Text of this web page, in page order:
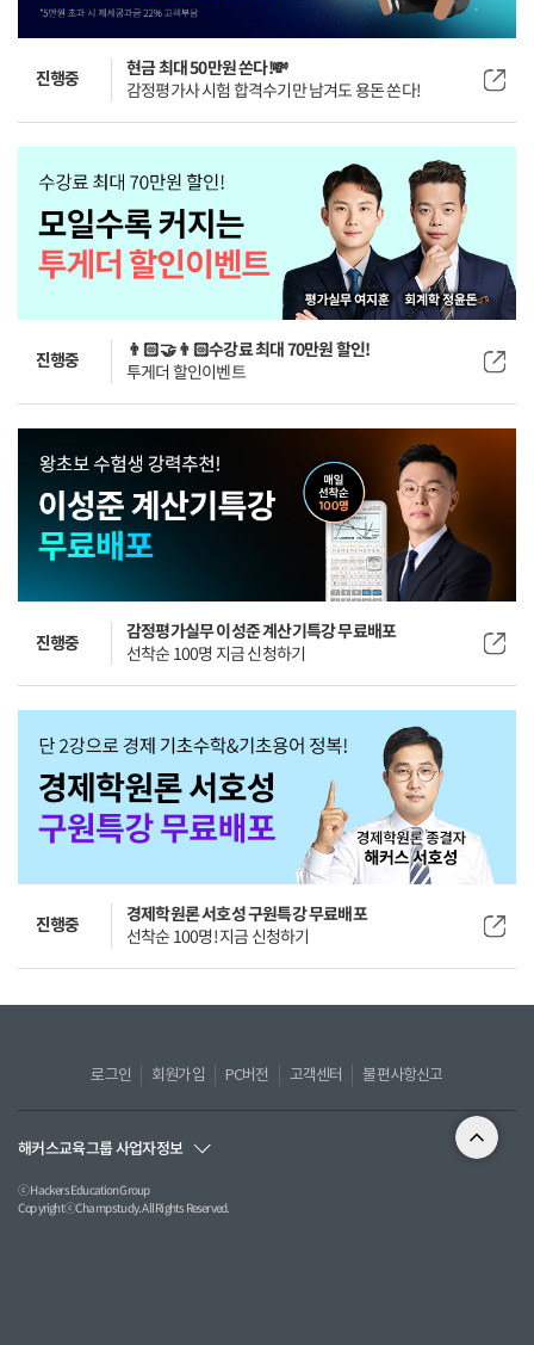
진행중
현금 최대 50만원 쏜다!💸
감정평가사 시험 합격수기만 남겨도 용돈 쏜다!
진행중
👨🏻‍🤝‍👨🏻수강료 최대 70만원 할인!
투게더 할인이벤트
진행중
감정평가실무 이성준 계산기특강 무료배포
선착순 100명 지금 신청하기
진행중
경제학원론 서호성 구원특강 무료배포
선착순 100명! 지금 신청하기
로그인 회원가입 PC버전 고객센터 불편사항신고
해커스교육그룹 사업자정보
ⓒ Hackers Education Group
CopyrightⓒChampstudy. All Rights Reserved.